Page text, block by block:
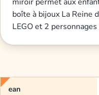
boîte à bijoux La Reine
LEGO et 2
ean